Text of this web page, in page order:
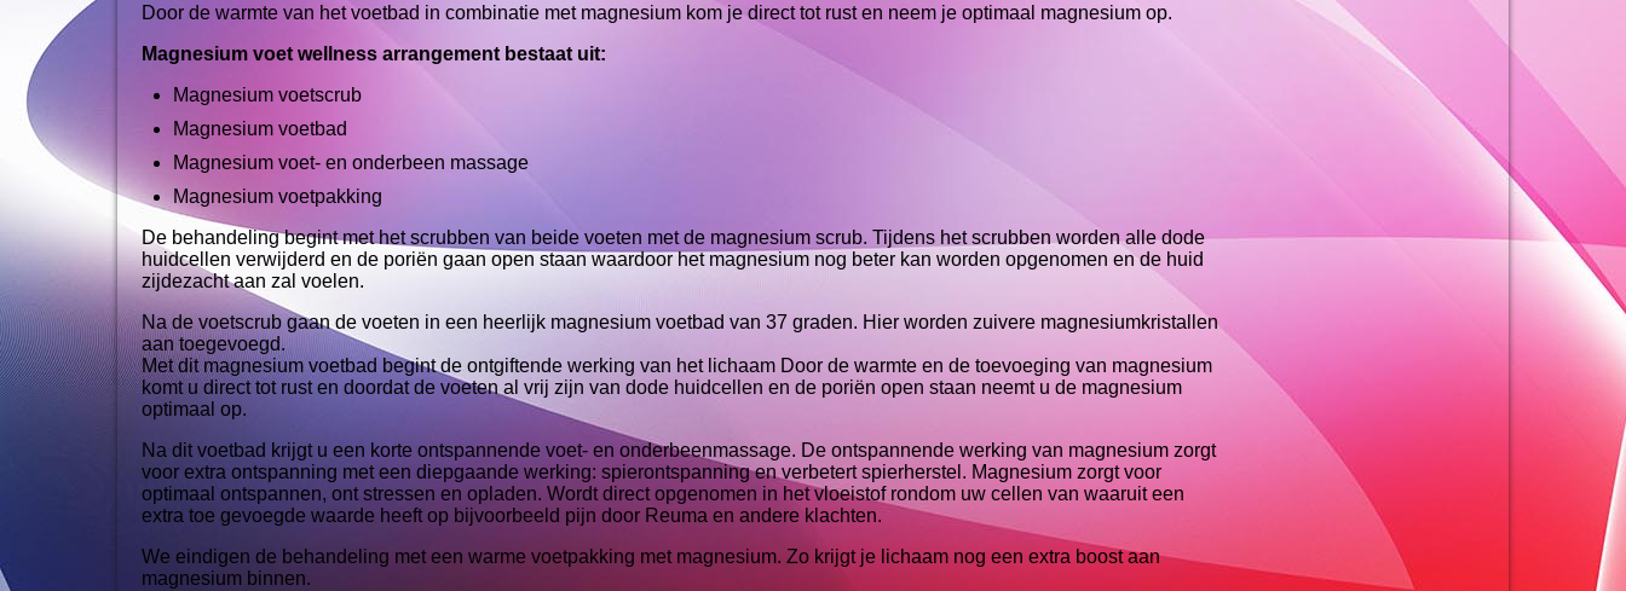
Door de warmte van het voetbad in combinatie met magnesium kom je direct tot rust en neem je optimaal magnesium op.
Magnesium voet wellness arrangement bestaat uit:
Magnesium voetscrub
Magnesium voetbad
Magnesium voet- en onderbeen massage
Magnesium voetpakking
De behandeling begint met het scrubben van beide voeten met de magnesium scrub. Tijdens het scrubben worden alle dode
huidcellen verwijderd en de poriën gaan open staan waardoor het magnesium nog beter kan worden opgenomen en de huid
zijdezacht aan zal voelen.
Na de voetscrub gaan de voeten in een heerlijk magnesium voetbad van 37 graden. Hier worden zuivere magnesiumkristallen
aan toegevoegd.
Met dit magnesium voetbad begint de ontgiftende werking van het lichaam Door de warmte en de toevoeging van magnesium
komt u direct tot rust en doordat de voeten al vrij zijn van dode huidcellen en de poriën open staan neemt u de magnesium
optimaal op.
Na dit voetbad krijgt u een korte ontspannende voet- en onderbeenmassage. De ontspannende werking van magnesium zorgt
voor extra ontspanning met een diepgaande werking: spierontspanning en verbetert spierherstel. Magnesium zorgt voor
optimaal ontspannen, ont stressen en opladen. Wordt direct opgenomen in het vloeistof rondom uw cellen van waaruit een
extra toe gevoegde waarde heeft op bijvoorbeeld pijn door Reuma en andere klachten.
We eindigen de behandeling met een warme voetpakking met magnesium. Zo krijgt je lichaam nog een extra boost aan
magnesium binnen.